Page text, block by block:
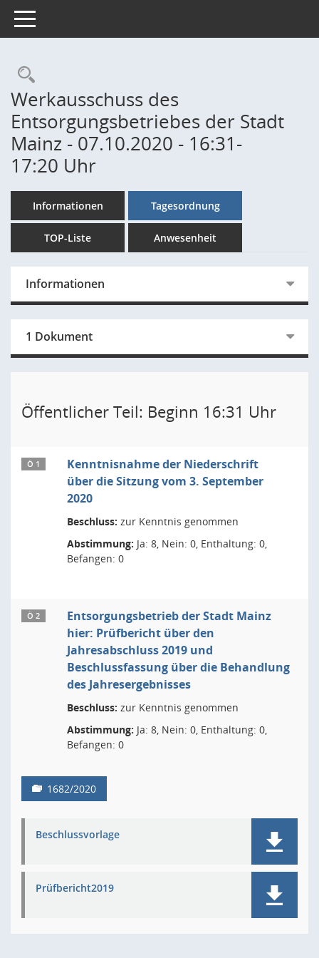
Toggle navigation
Rechercheauswahl
Werkausschuss des
Entsorgungsbetriebes der Stadt
Mainz - 07.10.2020 - 16:31-
17:20 Uhr
Informationen Tagesordnung
TOP-Liste Anwesenheit
Informationen
1 Dokument
Öffentlicher Teil: Beginn 16:31 Uhr
Ö 1
Kenntnisnahme der Niederschrift
über die Sitzung vom 3. September
2020
Beschluss: zur Kenntnis genommen
Abstimmung: Ja: 8, Nein: 0, Enthaltung: 0,
Befangen: 0
Ö 2
Entsorgungsbetrieb der Stadt Mainz
hier: Prüfbericht über den
Jahresabschluss 2019 und
Beschlussfassung über die Behandlung
des Jahresergebnisses
Beschluss: zur Kenntnis genommen
Abstimmung: Ja: 8, Nein: 0, Enthaltung: 0,
Befangen: 0
1682/2020
Beschlussvorlage
Prüfbericht2019